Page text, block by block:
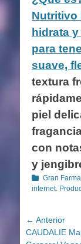
Nutritivo
hidrata
para
suave,
textura
piel
con
y
Categorías
Gran
internet.
Navegación
de
← Anterior
Entrada
CAUDALIE